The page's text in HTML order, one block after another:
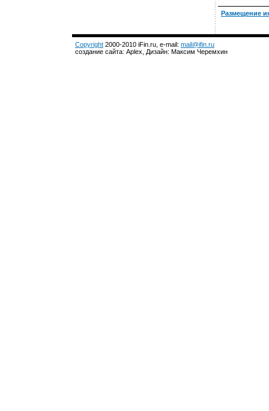
Размещение
Copyright 2000-2010 iFin.ru, e-mail: mail@ifin.ru
создание сайта: Aplex, Дизайн: Максим Черемхин